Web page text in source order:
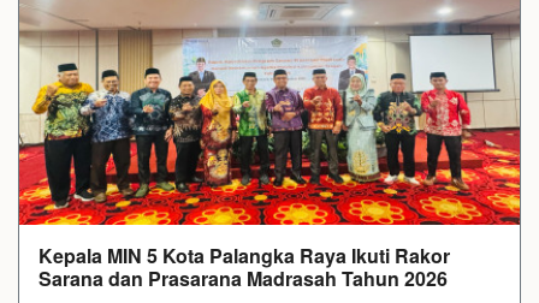
Kepala MIN 5 Kota Palangka Raya Ikuti Rakor
Sarana dan Prasarana Madrasah Tahun 2026